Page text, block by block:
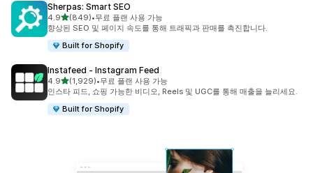
Sherpas: Smart SEO
4.9별 5개 중
(849)
총 리뷰 849개
•무료 플랜 사용 가능
향상된 SEO 및 페이지 속도를 통해 트래픽과 판매를 촉진합니다.
Built for Shopify
Instafeed ‑ Instagram Feed
4.9별 5개 중
(1,929)
총 리뷰 1929개
•무료 플랜 사용 가능
인스타 피드, 쇼핑 가능한 비디오, Reels 및 UGC를 통해 매출을 늘리세요.
Built for Shopify